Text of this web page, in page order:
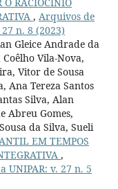
O RACIOCÍNIO
, Arquivos de
n. 8 (2023)
Gleice Andrade da
Vila-Nova,
Vitor de Sousa
Ana Tereza Santos
Silva, Alan
Abreu Gomes,
da Silva, Sueli
EM TEMPOS
,
UNIPAR: v. 27 n. 5